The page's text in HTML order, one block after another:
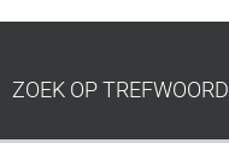
ZOEK OP TREFWOORD